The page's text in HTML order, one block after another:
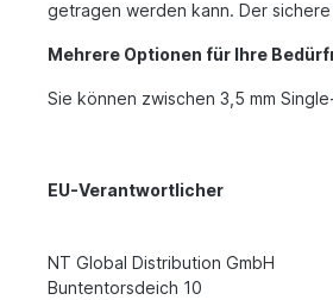
getragen werden kann. Der
Mehrere Optionen für Ihre
Sie können zwischen 3,5 mm
EU-Verantwortlicher
NT Global Distribution GmbH
Buntentorsdeich 10